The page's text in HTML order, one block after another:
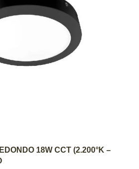
AL CARRITO
18W CCT (2.200°K –